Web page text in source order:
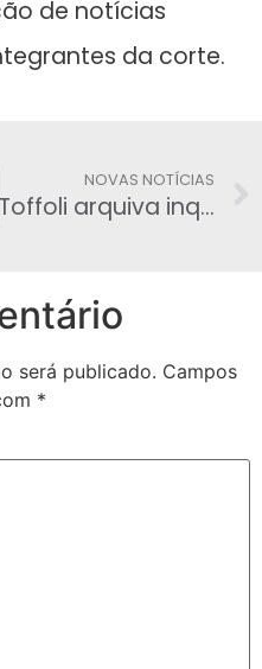
de notícias
da corte.
NOVAS NOTÍCIAS
Toffoli arquiva inquéritos contra ministros do STJ e TCU delatados por Cabral
será publicado. Campos
*